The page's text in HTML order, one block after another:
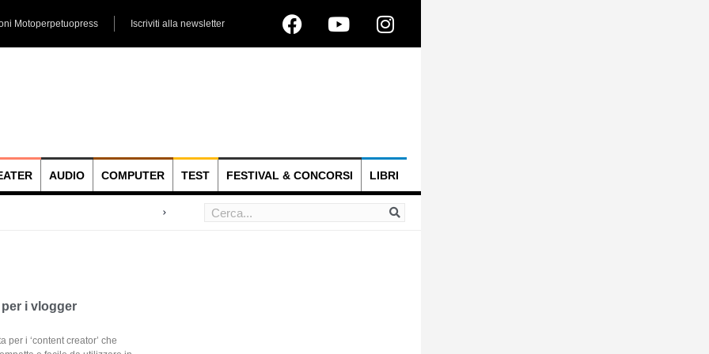
Motoperpetuopress Iscriviti alla newsletter
AUDIO COMPUTER TEST FESTIVAL & CONCORSI LIBRI
i vlogger
per i ‘content creator’ che